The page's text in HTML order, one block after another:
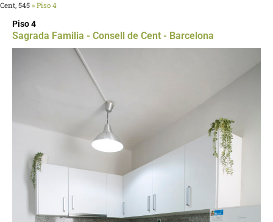
Cent, 545 » Piso 4
Piso 4
Sagrada Familia - Consell de Cent - Barcelona